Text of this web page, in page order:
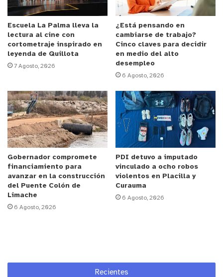
coordinada por el delegado presidencial provincial, logramos
levantar algunos antecedente, junto con ubicar y dejar citado a
extranjeros que se encontraban en situación irregular”.
Estos procedimientos de fiscalización se realizarán de manera
periódica en diferentes puntos de la Provincia de Quillota,
trabajando en coordinación con el Departamento de Migraciones
y la Policía de Investigaciones, para detectar a extranjeros que se
encuentren en el país en situación irregular.
y tú, ¿qué opinas?
Escuela La Palma lleva la
lectura al cine con
cortometraje inspirado en
leyenda de Quillota
7 Agosto, 2026
¿Está pensando en
cambiarse de trabajo?
Cinco claves para decidir
en medio del alto
desempleo
6 Agosto, 2026
Gobernador compromete
financiamiento para
avanzar en la construcción
del Puente Colón de
Limache
6 Agosto, 2026
PDI detuvo a imputado
vinculado a ocho robos
violentos en Placilla y
Curauma
6 Agosto, 2026
Recientes